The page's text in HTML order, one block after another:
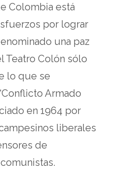
Colombia está
por lograr
una paz
Teatro Colón sólo
lo que se
Armado
en 1964 por
liberales
de